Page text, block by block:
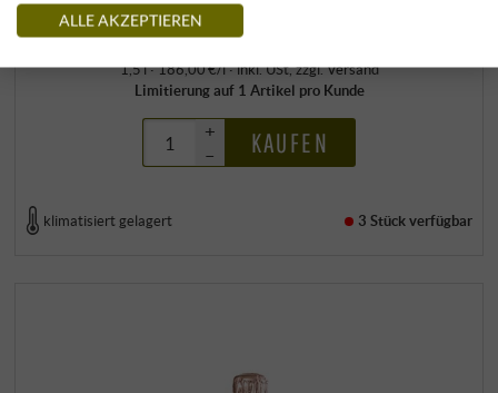
279,00 €
1,5 l · 186,00 €/l·inkl. USt, zzgl.Versand
Limitierung auf 1 Artikel pro Kunde
+
–
KAUFEN
klimatisiert gelagert 3 Stückverfügbar
ALLE AKZEPTIEREN